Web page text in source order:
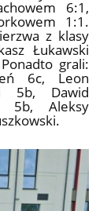
6:1,
1:1.
z klasy
Łukawski
grali:
6c, Leon
5b, Dawid
5b, Aleksy